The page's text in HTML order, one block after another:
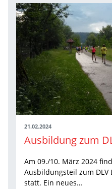
21.02.2024
Am 09./10. März 2024
Ausbildungsteil zum DLV
statt. Ein neues…